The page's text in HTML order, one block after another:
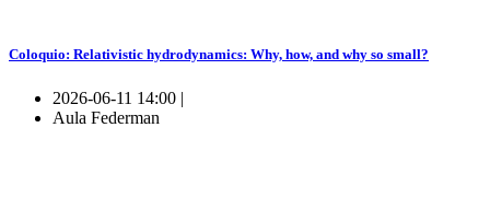
Coloquio: Relativistic hydrodynamics: Why, how, and why so small?
2026-06-11 14:00 |
Aula Federman